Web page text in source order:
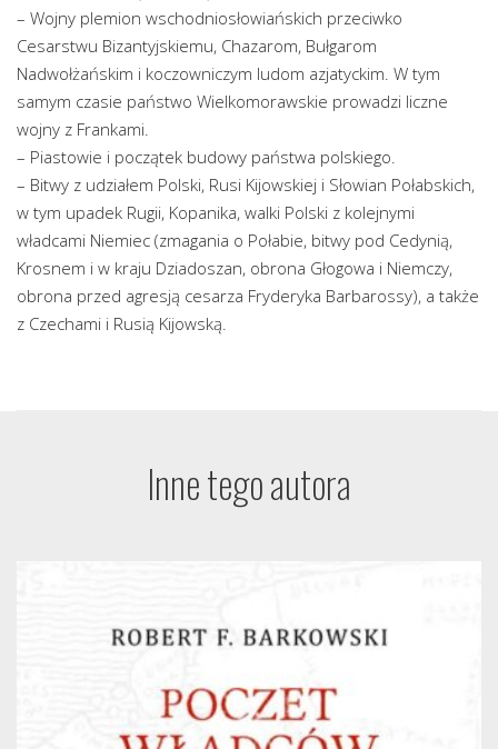
– Wojny plemion wschodniosłowiańskich przeciwko
Cesarstwu Bizantyjskiemu, Chazarom, Bułgarom
Nadwołżańskim i koczowniczym ludom azjatyckim. W tym
samym czasie państwo Wielkomorawskie prowadzi liczne
wojny z Frankami.
– Piastowie i początek budowy państwa polskiego.
– Bitwy z udziałem Polski, Rusi Kijowskiej i Słowian Połabskich,
w tym upadek Rugii, Kopanika, walki Polski z kolejnymi
władcami Niemiec (zmagania o Połabie, bitwy pod Cedynią,
Krosnem i w kraju Dziadoszan, obrona Głogowa i Niemczy,
obrona przed agresją cesarza Fryderyka Barbarossy), a także
z Czechami i Rusią Kijowską.
Inne tego autora